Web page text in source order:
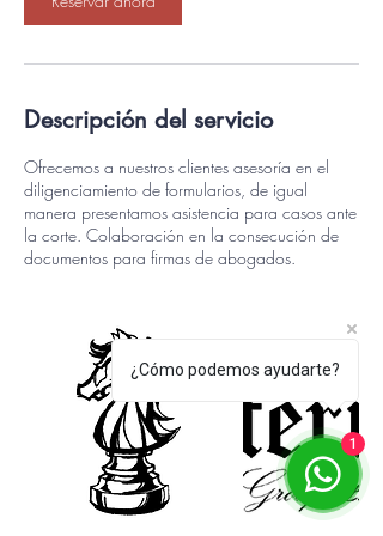
Descripción del servicio
Ofrecemos a nuestros clientes asesoría en el
diligenciamiento de formularios, de igual
manera presentamos asistencia para casos ante
la corte. Colaboración en la consecución de
documentos para firmas de abogados.
¿Cómo podemos ayudarte?
1